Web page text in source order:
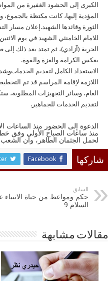
الكبرى إلى الحشود الغفيرة من
المؤدية إليها، كانت مكتظة
الثورة وقائدها الشهيد. إعلان مسار
للامام الخامنئي الشهيد في يوم
الحرية (آزادي)، ثم تمتد بعد ذلك
يعكس الكرامة والعزة والقوة.
الاستعداد الكامل لتقديم الخدمات
اللازمة لإقامة المراسم قد تم
العام، وسائر التجهيزات
لتقديم الخدمات للجماهير.
الدعوة إلى الحضور منذ الساعات
منذ ساعات الصباح الأولى وفق
لحمل الجثمان الطاهر، وأن الشعب
شاركها Facebook
السابق
حكم ومواعظ من حياة الانبياء
السلام 9
مقالات مشابهة